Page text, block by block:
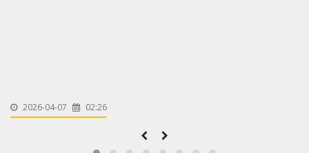
2026-04-07 02:26